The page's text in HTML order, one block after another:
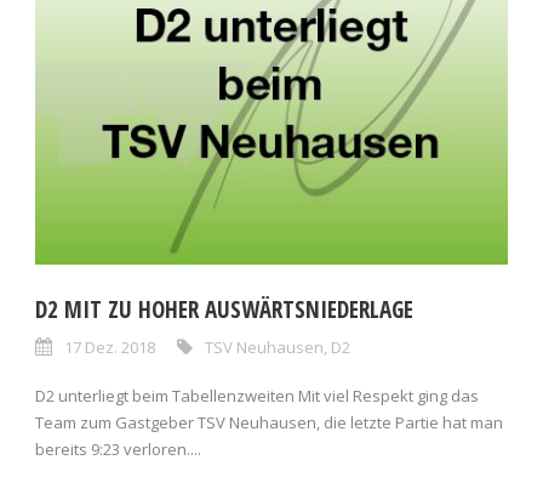
D2 MIT ZU HOHER AUSWÄRTSNIEDERLAGE
17 Dez. 2018 TSV Neuhausen D2
D2 unterliegt beim Tabellenzweiten Mit viel Respekt ging das
Team zum Gastgeber TSV Neuhausen, die letzte Partie hat man
bereits 9:23 verloren....